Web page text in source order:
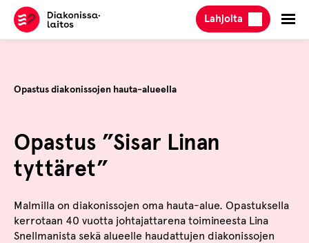
Hyppää
sisältöön
Lahjoita
Opastus diakonissojen hauta-alueella
Opastus ”Sisar Linan
tyttäret”
Malmilla on diakonissojen oma hauta-alue. Opastuksella
kerrotaan 40 vuotta johtajattarena toimineesta Lina
Snellmanista sekä alueelle haudattujen diakonissojen